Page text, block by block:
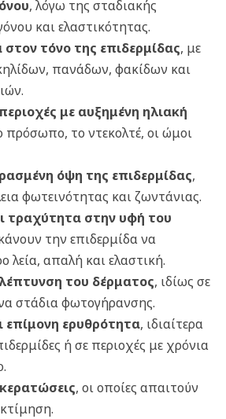
, λόγω της σταδιακής
και ελαστικότητας.
τόνο της επιδερμίδας, με
πανάδων, φακίδων και
με αυξημένη ηλιακή
πρόσωπο, το ντεκολτέ, οι ώμοι
όψη της επιδερμίδας,
φωτεινότητας και ζωντάνιας.
τραχύτητα στην υφή του
την επιδερμίδα να
λεία, απαλή και ελαστική.
του δέρματος, ιδίως σε
στάδια φωτογήρανσης.
επίμονη ερυθρότητα, ιδιαίτερα
ή σε περιοχές με χρόνια
, οι οποίες απαιτούν